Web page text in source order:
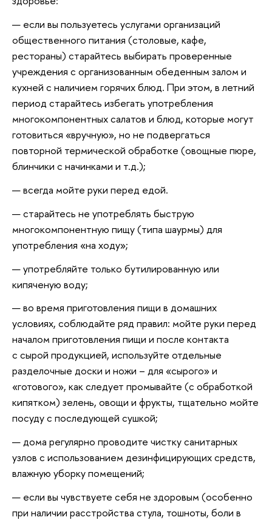
если вы пользуетесь услугами организаций
общественного питания (столовые, кафе,
рестораны) старайтесь выбирать проверенные
учреждения с организованным обеденным залом и
кухней с наличием горячих блюд. При этом, в летний
период старайтесь избегать употребления
многокомпонентных салатов и блюд, которые могут
готовиться «вручную», но не подвергаться
повторной термической обработке (овощные пюре,
блинчики с начинками и т.д.);
всегда мойте руки перед едой.
старайтесь не употреблять быструю
многокомпонентную пищу (типа шаурмы) для
употребления «на ходу»;
употребляйте только бутилированную или
кипяченую воду;
во время приготовления пищи в домашних
условиях, соблюдайте ряд правил: мойте руки перед
началом приготовления пищи и после контакта
с сырой продукцией, используйте отдельные
разделочные доски и ножи – для «сырого» и
«готового», как следует промывайте (с обработкой
кипятком) зелень, овощи и фрукты, тщательно мойте
посуду с последующей сушкой;
дома регулярно проводите чистку санитарных
узлов с использованием дезинфицирующих средств,
влажную уборку помещений;
если вы чувствуете себя не здоровым (особенно
при наличии расстройства стула, тошноты, боли в